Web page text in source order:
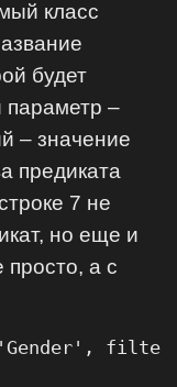
класс
будет
параметр –
– значение
предиката
7 не
но еще и
просто, а с